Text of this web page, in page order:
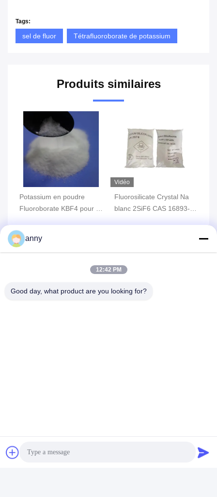
Tags:
sel de fluor Tétrafluoroborate de potassium
Produits similaires
Potassium en poudre
Fluoroborate KBF4 pour le
métallique
Obtenez le meilleur prix
Vidéo
Fluorosilicate Crystal Na
blanc 2SiF6 CAS 16893-
anny
12:42 PM
Good day, what product are you looking for?